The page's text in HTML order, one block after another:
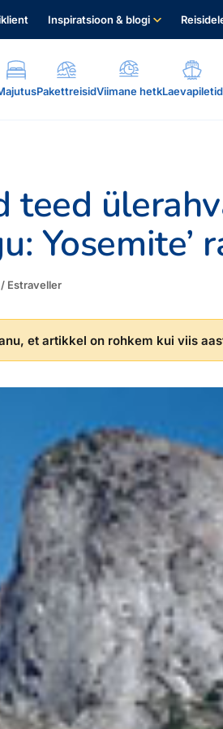
Inspiratsioon & blogi
PakettreisidViimane hetkLaevapiletid
teed
Yosemite’
Estraveller
et artikkel on rohkem kui viis